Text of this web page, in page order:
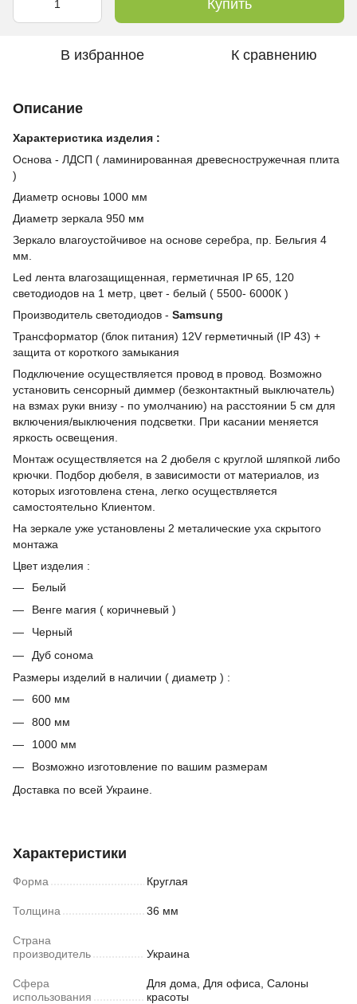
Купить
В избранное К сравнению
Описание
Характеристика изделия :
Основа - ЛДСП ( ламинированная древесностружечная плита
)
Диаметр основы 1000 мм
Диаметр зеркала 950 мм
Зеркало влагоустойчивое на основе серебра, пр. Бельгия 4
мм.
Led лента влагозащищенная, герметичная IP 65, 120
светодиодов на 1 метр, цвет - белый ( 5500- 6000К )
Производитель светодиодов - Samsung
Трансформатор (блок питания) 12V герметичный (IP 43) +
защита от короткого замыкания
Подключение осуществляется провод в провод. Возможно
установить сенсорный диммер (безконтактный выключатель)
на взмах руки внизу - по умолчанию) на расстоянии 5 см для
включения/выключения подсветки. При касании меняется
яркость освещения.
Монтаж осуществляется на 2 дюбеля с круглой шляпкой либо
крючки. Подбор дюбеля, в зависимости от материалов, из
которых изготовлена стена, легко осуществляется
самостоятельно Клиентом.
На зеркале уже установлены 2 металические уха скрытого
монтажа
Цвет изделия :
Белый
Венге магия ( коричневый )
Черный
Дуб сонома
Размеры изделий в наличии ( диаметр ) :
600 мм
800 мм
1000 мм
Возможно изготовление по вашим размерам
Доставка по всей Украине.
Характеристики
Форма Круглая
Толщина 36 мм
Страна
производитель
Украина
Сфера
использования
Для дома, Для офиса, Салоны
красоты